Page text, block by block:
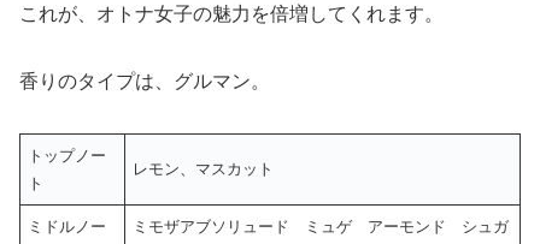
これが、オトナ女子の魅力を倍増してくれます。
香りのタイプは、グルマン。
トップノー
ト
レモン、マスカット
ミドルノー
ミモザアブソリュード ミュゲ アーモンド シュガ